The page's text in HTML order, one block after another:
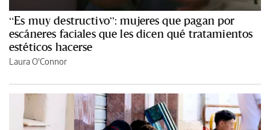
“Es muy destructivo”: mujeres que pagan por
escáneres faciales que les dicen qué tratamientos
estéticos hacerse
Laura O'Connor